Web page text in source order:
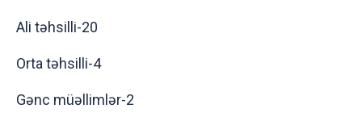
Ali təhsilli-20
Orta təhsilli-4
Gənc müəllimlər-2